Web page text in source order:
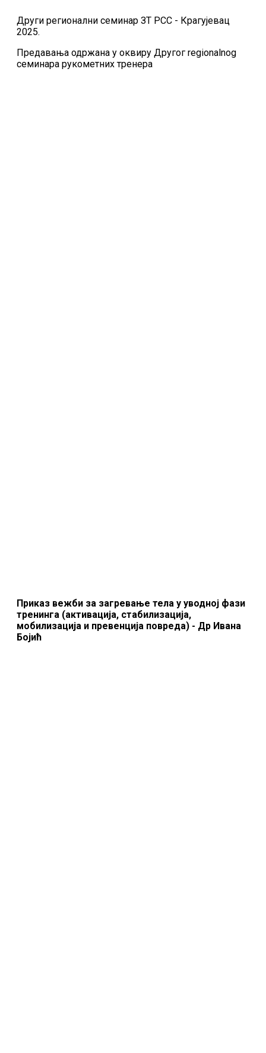
Други регионални семинар ЗТ РСС - Крагујевац
2025.
Предавања одржана у оквиру Другог regionalnog
семинара рукометних тренера
Приказ вежби за загревање тела у уводној фази
тренинга (активација, стабилизација,
мобилизација и превенција повреда) - Др Ивана
Бојић